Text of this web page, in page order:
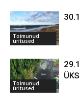
Toimunud
üritused
Toimunud
üritused